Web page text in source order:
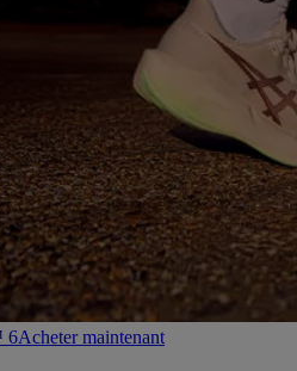
6Acheter maintenant